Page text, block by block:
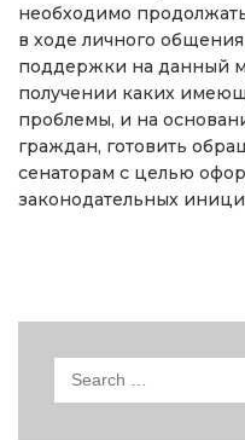
необходимо
в ходе личного
поддержки на данный
получении каких
проблемы, и на
граждан, готовить
сенаторам с целью
законодательных
Search